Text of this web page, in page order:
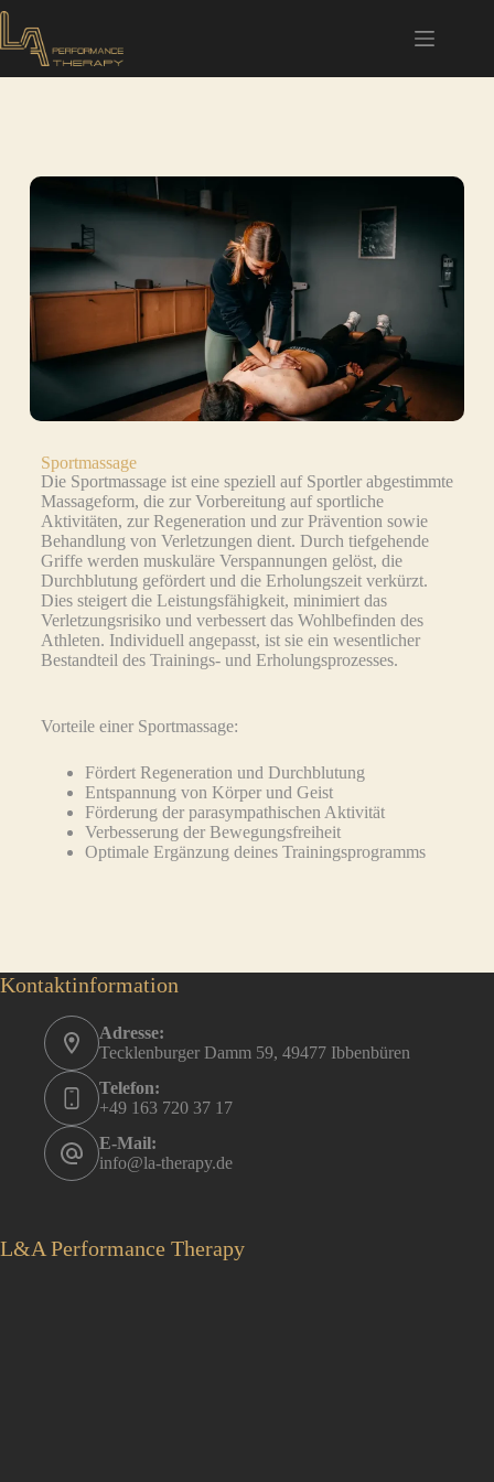
Sportmassage
Die Sportmassage ist eine speziell auf Sportler abgestimmte
Massageform, die zur Vorbereitung auf sportliche
Aktivitäten, zur Regeneration und zur Prävention sowie
Behandlung von Verletzungen dient. Durch tiefgehende
Griffe werden muskuläre Verspannungen gelöst, die
Durchblutung gefördert und die Erholungszeit verkürzt.
Dies steigert die Leistungsfähigkeit, minimiert das
Verletzungsrisiko und verbessert das Wohlbefinden des
Athleten. Individuell angepasst, ist sie ein wesentlicher
Bestandteil des Trainings- und Erholungsprozesses.
Vorteile einer Sportmassage:
Fördert Regeneration und Durchblutung
Entspannung von Körper und Geist
Förderung der parasympathischen Aktivität
Verbesserung der Bewegungsfreiheit
Optimale Ergänzung deines Trainingsprogramms
Kontaktinformation
Adresse:
Tecklenburger Damm 59, 49477 Ibbenbüren
Telefon:
+49 163 720 37 17
E-Mail:
info@la-therapy.de
L&A Performance Therapy